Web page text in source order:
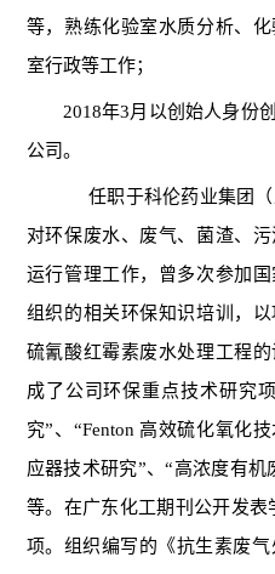
等，熟练化验室水质分析、
室行政等工作；
2018年3月 以创始人身份
公司。
任职于科伦药业集团（
对环保废水、废气、菌渣、
运行管理工作，曾多次参加
组织的相关环保知识培训，
硫氰酸红霉素废水处理工程
成了公司环保重点技术研究
究”、“Fenton高效硫化氧化
应器技术研究”、“高浓度有
等。在广东化工期刊公开发表
项。组织编写的《抗生素废